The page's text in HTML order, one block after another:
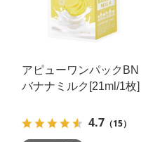
アピューワンパックBN
バナナミルク[21ml/1枚]
4.7 （15）